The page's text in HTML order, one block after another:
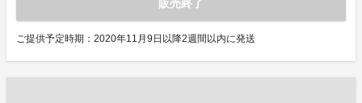
販売終了
ご提供予定時期：2020年11月9日以降2週間以内に発送